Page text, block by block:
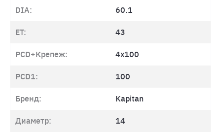
DIA: 60.1
ET: 43
PCD+Крепеж: 4x100
PCD1: 100
Бренд: Kapitan
Диаметр: 14